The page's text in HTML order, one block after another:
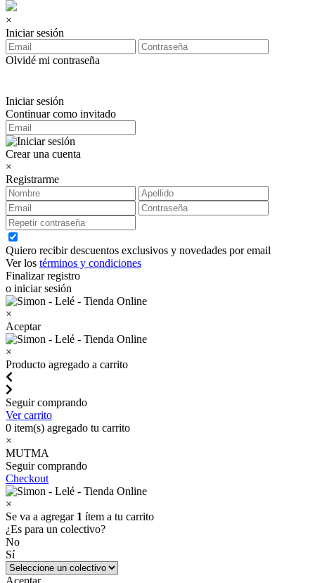
×
Iniciar sesión
Olvidé mi contraseña
Iniciar sesión
Continuar como invitado
Crear una cuenta
×
Registrarme
Quiero recibir descuentos exclusivos y novedades por email
Ver los términos y condiciones
Finalizar registro
o iniciar sesión
×
Aceptar
×
Producto agregado a carrito
Seguir comprando
Ver carrito
0 item(s) agregado tu carrito
×
MUTMA
Seguir comprando
Checkout
×
Se va a agregar 1 ítem a tu carrito
¿Es para un colectivo?
No
Sí
Aceptar